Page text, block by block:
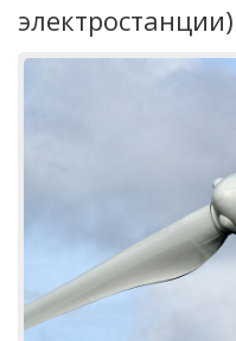
электростанции)